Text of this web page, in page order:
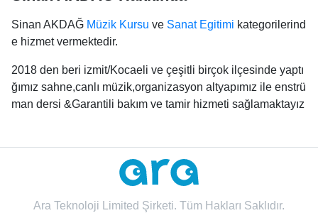
Sinan AKDAĞ Müzik Kursu ve Sanat Egitimi kategorilerind
e hizmet vermektedir.
2018 den beri izmit/Kocaeli ve çeşitli birçok ilçesinde yaptı
ğımız sahne,canlı müzik,organizasyon altyapımız ile enstrü
man dersi &Garantili bakım ve tamir hizmeti sağlamaktayız
Ara Teknoloji Limited Şirketi. Tüm Hakları Saklıdır.